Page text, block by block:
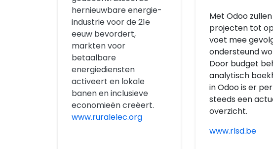
hernieuwbare energie-
industrie voor de 21e
eeuw bevordert,
markten voor
betaalbare
energiediensten
activeert en lokale
banen en inclusieve
economieën creëert.
www.ruralelec.org
Met Odoo
projecten tot
voet mee
ondersteund
Door budget
analytisch
in Odoo is er
steeds een
overzicht.
www.rlsd.be